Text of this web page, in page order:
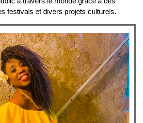
festivals et divers projets culturels.